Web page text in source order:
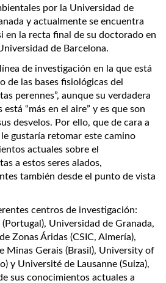
por la Universidad de
y actualmente se encuentra
en la recta final de su doctorado en
de Barcelona.
línea de investigación en la que está
de las bases fisiológicas del
perennes”, aunque su verdadera
“más en el aire” y es que son
desvelos. Por ello, que de cara a
gustaría retomar este camino
actuales sobre el
a estos seres alados,
también desde el punto de vista
centros de investigación:
Universidad de Granada,
Zonas Áridas (CSIC, Almería),
Minas Gerais (Brasil), University of
y Université de Lausanne (Suiza),
sus conocimientos actuales a